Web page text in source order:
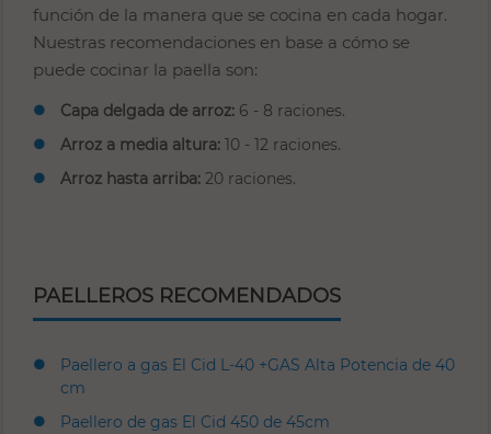
función de la manera que se cocina en cada hogar.
Nuestras recomendaciones en base a cómo se
puede cocinar la paella son:
Capa delgada de arroz: 6 - 8 raciones.
Arroz a media altura: 10 - 12 raciones.
Arroz hasta arriba: 20 raciones.
PAELLEROS RECOMENDADOS
Paellero a gas El Cid L-40 +GAS Alta Potencia de 40
cm
Paellero de gas El Cid 450 de 45cm